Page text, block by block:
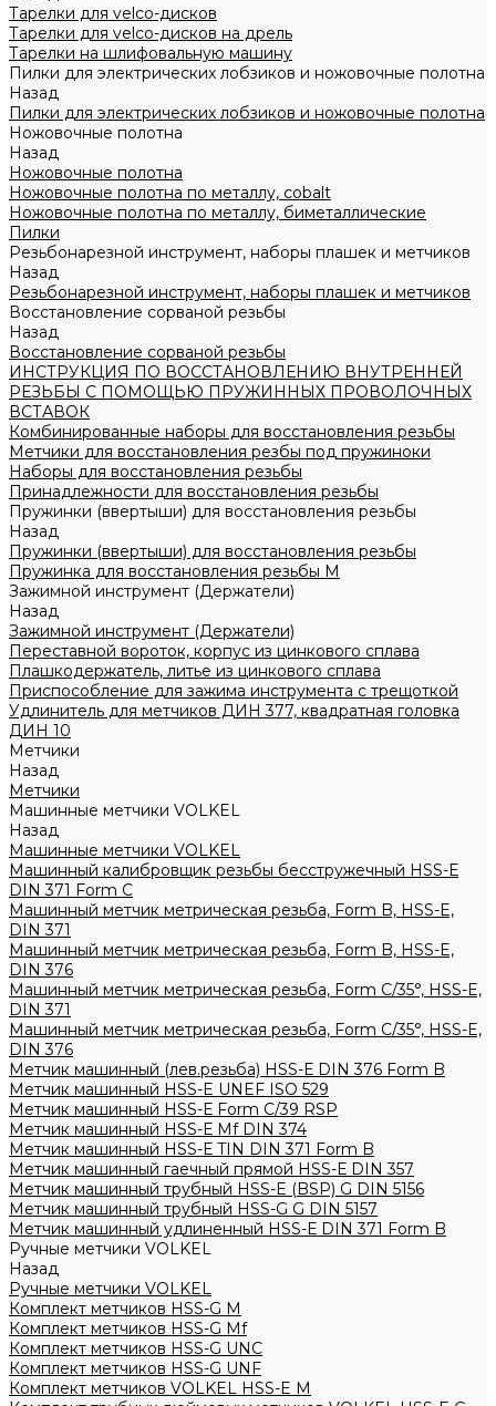
Тарелки для velco-дисков
Тарелки для velco-дисков на дрель
Тарелки на шлифовальную машину
Пилки для электрических лобзиков и ножовочные полотна
Назад
Пилки для электрических лобзиков и ножовочные полотна
Ножовочные полотна
Назад
Ножовочные полотна
Ножовочные полотна по металлу, cobalt
Ножовочные полотна по металлу, биметаллические
Пилки
Резьбонарезной инструмент, наборы плашек и метчиков
Назад
Резьбонарезной инструмент, наборы плашек и метчиков
Восстановление сорваной резьбы
Назад
Восстановление сорваной резьбы
ИНСТРУКЦИЯ ПО ВОССТАНОВЛЕНИЮ ВНУТРЕННЕЙ
РЕЗЬБЫ С ПОМОЩЬЮ ПРУЖИННЫХ ПРОВОЛОЧНЫХ
ВСТАВОК
Комбинированные наборы для восстановления резьбы
Метчики для восстановления резбы под пружиноки
Наборы для восстановления резьбы
Принадлежности для восстановления резьбы
Пружинки (ввертыши) для восстановления резьбы
Назад
Пружинки (ввертыши) для восстановления резьбы
Пружинка для восстановления резьбы M
Зажимной инструмент (Держатели)
Назад
Зажимной инструмент (Держатели)
Переставной вороток, корпус из цинкового сплава
Плашкодержатель, литье из цинкового сплава
Приспособление для зажима инструмента с трещоткой
Удлинитель для метчиков ДИН 377, квадратная головка
ДИН 10
Метчики
Назад
Метчики
Машинные метчики VOLKEL
Назад
Машинные метчики VOLKEL
Машинный калибровщик резьбы бесстружечный HSS-Е
DIN 371 Form C
Машинный метчик метрическая резьба, Form B, HSS-E,
DIN 371
Машинный метчик метрическая резьба, Form B, HSS-E,
DIN 376
Машинный метчик метрическая резьба, Form С/35°, HSS-E,
DIN 371
Машинный метчик метрическая резьба, Form С/35°, HSS-E,
DIN 376
Метчик машинный (лев.резьба) HSS-Е DIN 376 Form B
Метчик машинный HSS-E UNEF ISO 529
Метчик машинный HSS-Е Form C/39 RSP
Метчик машинный HSS-Е Mf DIN 374
Метчик машинный HSS-Е TIN DIN 371 Form B
Метчик машинный гаечный прямой HSS-Е DIN 357
Метчик машинный трубный HSS-E (BSP) G DIN 5156
Метчик машинный трубный HSS-G G DIN 5157
Метчик машинный удлиненный HSS-Е DIN 371 Form B
Ручные метчики VOLKEL
Назад
Ручные метчики VOLKEL
Комплект метчиков HSS-G M
Комплект метчиков HSS-G Mf
Комплект метчиков HSS-G UNC
Комплект метчиков HSS-G UNF
Комплект метчиков VOLKEL HSS-E M